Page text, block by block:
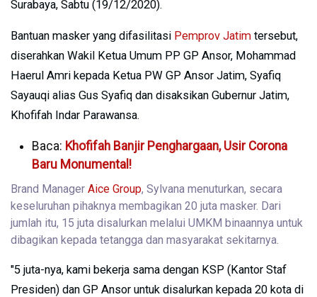
Surabaya, Sabtu (19/12/2020).
Bantuan masker yang difasilitasi Pemprov Jatim tersebut,
diserahkan Wakil Ketua Umum PP GP Ansor, Mohammad
Haerul Amri kepada Ketua PW GP Ansor Jatim, Syafiq
Sayauqi alias Gus Syafiq dan disaksikan Gubernur Jatim,
Khofifah Indar Parawansa.
Baca: Khofifah Banjir Penghargaan, Usir Corona
Baru Monumental!
Brand Manager Aice Group, Sylvana menuturkan, secara
keseluruhan pihaknya membagikan 20 juta masker. Dari
jumlah itu, 15 juta disalurkan melalui UMKM binaannya untuk
dibagikan kepada tetangga dan masyarakat sekitarnya.
"5 juta-nya, kami bekerja sama dengan KSP (Kantor Staf
Presiden) dan GP Ansor untuk disalurkan kepada 20 kota di